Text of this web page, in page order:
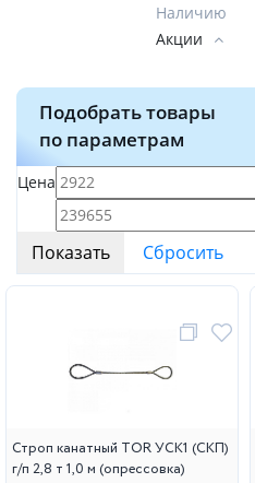
Наличию
Акции
Подобрать товары
по параметрам
Цена
Строп канатный TOR УСК1 (СКП)
г/п 2,8 т 1,0 м (опрессовка)